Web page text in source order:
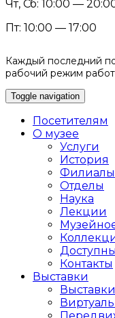
Чт, Сб: 10:00 —
Пт: 10:00 — 17:00
Каждый последний
рабочий режим
Toggle navigation
Посетителям
О музее
Услуги
История
Филиалы
Отделы
Наука
Лекции
Контакты
Выставки
Выставки